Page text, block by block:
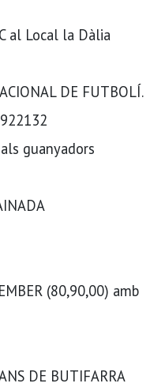
al Local la Dàlia
DE FUTBOLÍ.
guanyadors
(80,90,00) amb
DE BUTIFARRA